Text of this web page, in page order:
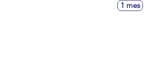
1 mes